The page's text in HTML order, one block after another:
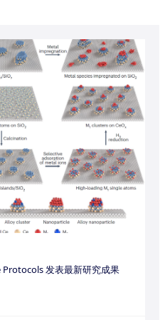
发表最新研究成果